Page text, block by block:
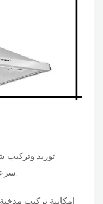
سرعات واضاءة 2 فلتر معدني 2 فلتر كربون.
امكانية تركيب مدخنة قوة الشفط